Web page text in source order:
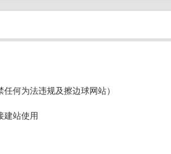
何为法违规及擦边球网站）
建站使用